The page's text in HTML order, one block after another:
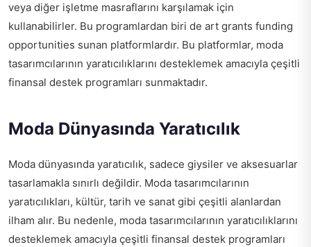
veya diğer işletme masraflarını karşılamak için
kullanabilirler. Bu programlardan biri de art grants funding
opportunities sunan platformlardır. Bu platformlar, moda
tasarımcılarının yaratıcılıklarını desteklemek amacıyla çeşitli
finansal destek programları sunmaktadır.
Moda Dünyasında Yaratıcılık
Moda dünyasında yaratıcılık, sadece giysiler ve aksesuarlar
tasarlamakla sınırlı değildir. Moda tasarımcılarının
yaratıcılıkları, kültür, tarih ve sanat gibi çeşitli alanlardan
ilham alır. Bu nedenle, moda tasarımcılarının yaratıcılıklarını
desteklemek amacıyla çeşitli finansal destek programları